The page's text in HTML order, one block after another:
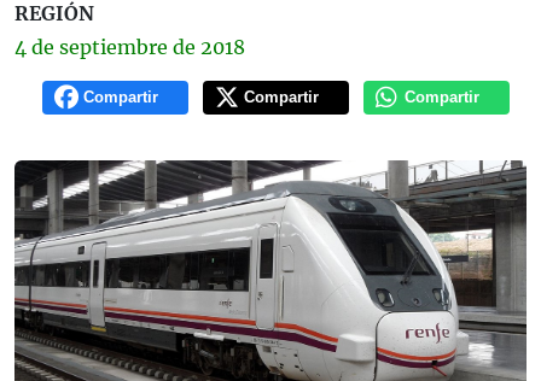
REGIÓN
4 de septiembre de 2018
Compartir Compartir Compartir